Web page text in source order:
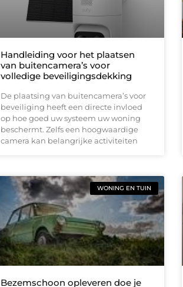
Handleiding voor het plaatsen
van buitencamera’s voor
volledige beveiligingsdekking
De plaatsing van buitencamera’s voor
beveiliging heeft een directe invloed
op hoe goed uw systeem uw woning
beschermt. Zelfs een hoogwaardige
camera kan belangrijke activiteiten
WONING EN TUIN
Bezemschoon opleveren doe je